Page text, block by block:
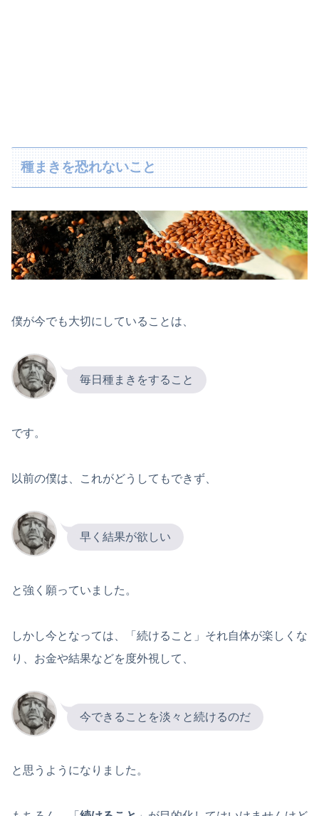
種まきを恐れないこと
僕が今でも大切にしていることは、
毎日種まきをすること
です。
以前の僕は、これがどうしてもできず、
早く結果が欲しい
と強く願っていました。
しかし今となっては、「続けること」それ自体が楽しくな
り、お金や結果などを度外視して、
今できることを淡々と続けるのだ
と思うようになりました。